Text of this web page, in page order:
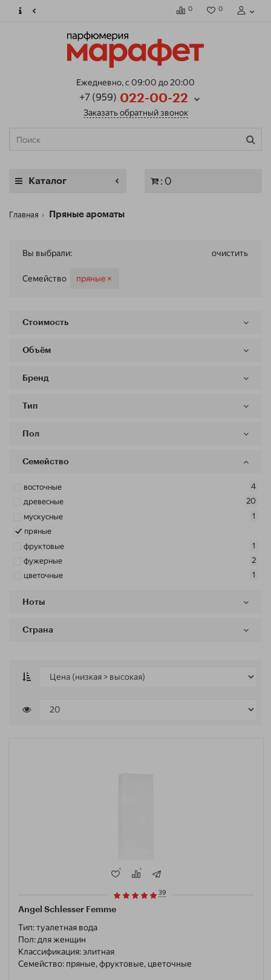
0 0
Ежедневно, с 09:00 до 20:00
+7 (959) 022-00-22
Заказать обратный звонок
Каталог : 0
Главная Пряные ароматы
Вы выбрали: очистить
Семейство пряные ×
Стоимость
Объём
Бренд
Тип
Пол
Семейство
восточные
4
древесные
20
мускусные
1
пряные
фруктовые
1
фужерные
2
цветочные
1
Ноты
Страна
Angel Schlesser Femme
39
Тип:туалетная вода
Пол: для женщин
Классификация:элитная
Семейство: пряные, фруктовые, цветочные